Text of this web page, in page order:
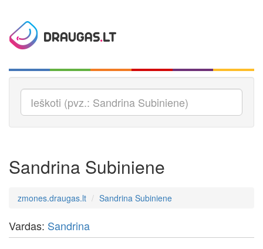
Sandrina Subiniene
zmones.draugas.lt Sandrina Subiniene
Vardas: Sandrina